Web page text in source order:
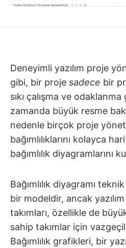
Deneyimli yazılım proje
gibi, bir proje sadece bir
sıkı çalışma ve
zamanda büyük resme
nedenle birçok proje
bağımlılıklarını kolayca
bağımlılık diyagramlarını
Bağımlılık diyagramı
bir modeldir, ancak
takımları, özellikle de
sahip takımlar için
Bağımlılık grafikleri, bir